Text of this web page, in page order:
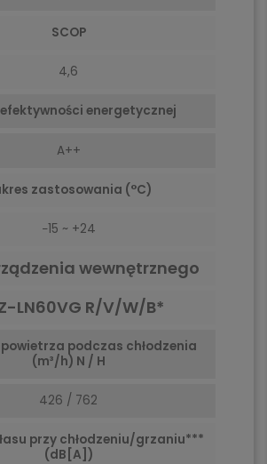
SCOP
4,6
energetycznej
A++
zastosowania (°C)
−15 ~ +24
wewnętrznego
LN60VG R/V/W/B*
podczas chłodzenia
(m³/h) N / H
426 / 762
przy chłodzeniu/grzaniu***
(dB[A])